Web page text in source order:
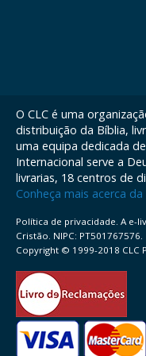
O CLC é uma
distribuição da Bíblia,
uma equipa dedicada
Internacional serve a
livrarias, 18 centros de
Conheça mais acerca
Política de privacidade. A e-
Cristão. NIPC: PT501767576.
Copyright © 1999-2018 CLC